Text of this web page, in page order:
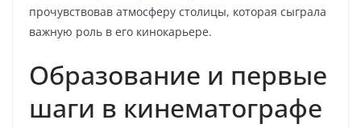
прочувствовав атмосферу столицы, которая сыграла
важную роль в его кинокарьере.
Образование и первые
шаги в кинематографе